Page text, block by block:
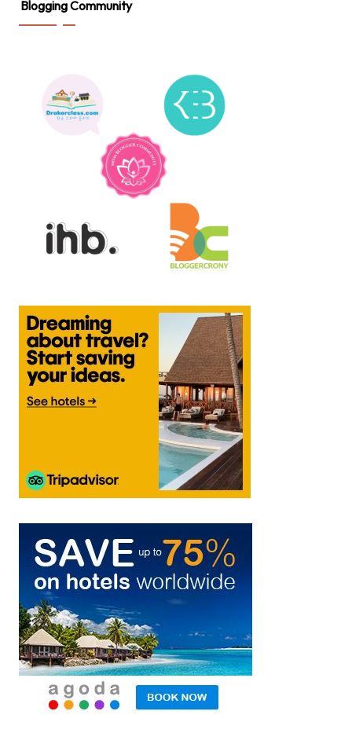
Blogging Community